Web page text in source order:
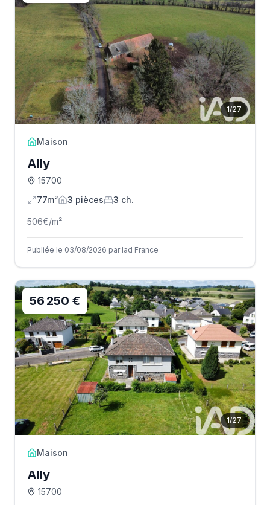
1/27
Maison
Ally
15700
77m²
3 pièces 3 ch.
506€/m²
Publiée le 03/08/2026 par Iad France
1/27
56 250 €
Maison
Ally
15700